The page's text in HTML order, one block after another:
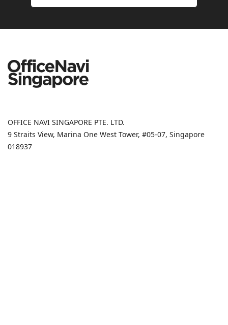
OFFICE NAVI SINGAPORE PTE. LTD.
9 Straits View, Marina One West Tower, #05-07, Singapore
018937